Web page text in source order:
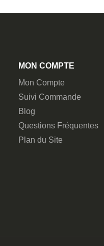
MON COMPTE
Mon Compte
Suivi Commande
Blog
Questions Fréquentes
Plan du Site